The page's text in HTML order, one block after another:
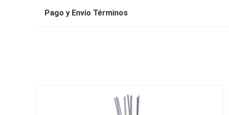
Pago y Envío Términos